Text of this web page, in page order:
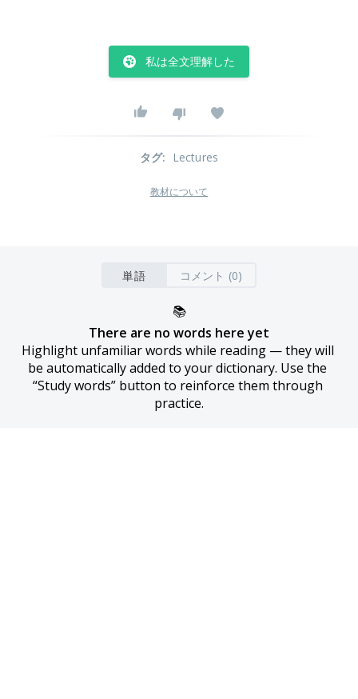
私は全文理解した
タグ: Lectures
教材について
単語 コメント (0)
📚
There are no words here yet
Highlight unfamiliar words while reading — they will
be automatically added to your dictionary. Use the
“Study words” button to reinforce them through
practice.